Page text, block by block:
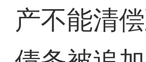
产不能清